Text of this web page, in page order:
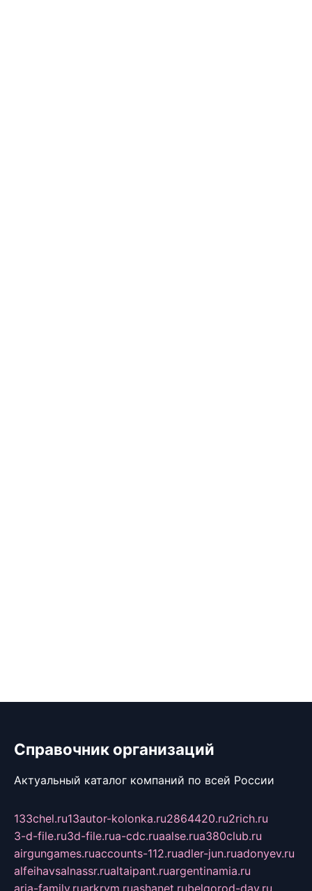
Справочник организаций
Актуальный каталог компаний по всей России
133chel.ru13autor-kolonka.ru2864420.ru2rich.ru
3-d-file.ru3d-file.rua-cdc.ruaalse.rua380club.ru
airgungames.ruaccounts-112.ruadler-jun.ruadonyev.ru
alfeihavsalnassr.rualtaipant.ruargentinamia.ru
aria-family.ruarkrym.ruashanet.rubelgorod-day.ru